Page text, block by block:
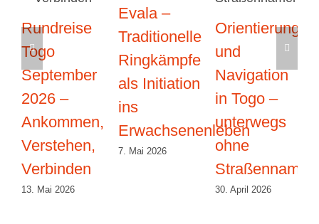
Rundreise
Togo
September
2026 –
Ankommen,
Verstehen,
Verbinden
13. Mai 2026
Evala –
Traditionelle
Ringkämpfe
als Initiation
ins
Erwachsenenleben
7. Mai 2026
Orientierung
und
Navigation
in Togo –
unterwegs
ohne
Straßennamen
30. April 2026